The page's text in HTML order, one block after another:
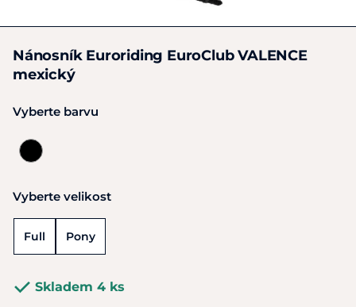
Nánosník Euroriding EuroClub VALENCE
mexický
Vyberte barvu
Vyberte velikost
Full Pony
Skladem 4 ks